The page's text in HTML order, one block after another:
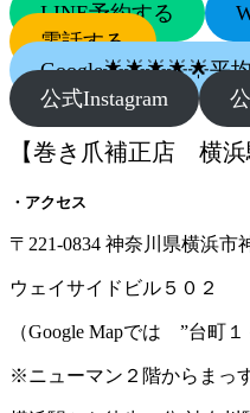
LINE予約する
電話する
Google🌟🌟🌟🌟🌟平
公式Instagram
【巻き爪補正店 横浜
・アクセス
〒221-0834 神奈川県横浜市
ウェイサイドビル５０２
（Google Mapでは ”台町１
※ニューマン２階からまっ